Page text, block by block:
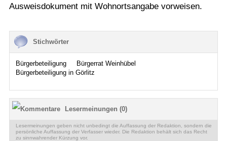
Ausweisdokument mit Wohnortsangabe vorweisen.
Stichwörter
Bürgerbeteiligung
Bürgerrat Weinhübel
Bürgerbeteiligung in Görlitz
Lesermeinungen (0)
Lesermeinungen geben nicht unbedingt die Auffassung der Redaktion, sondern die
persönliche Auffassung der Verfasser wieder. Die Redaktion behält sich das Recht
zu sinnwahrender Kürzung vor.